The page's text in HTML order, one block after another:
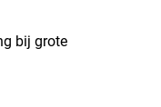
bij grote